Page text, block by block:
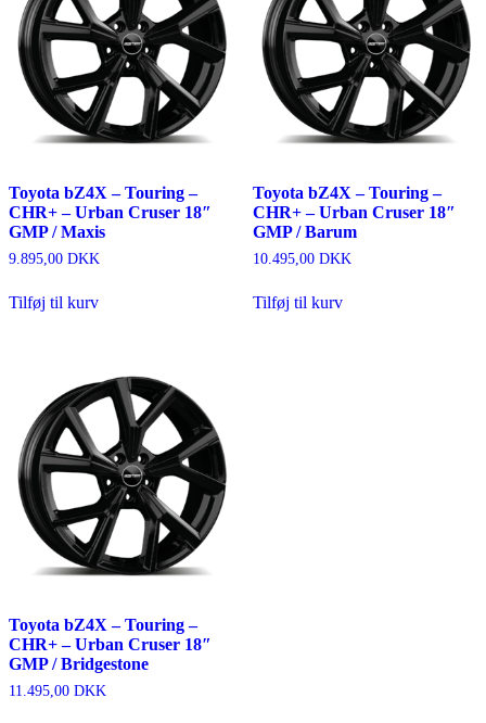
Toyota bZ4X – Touring –
CHR+ – Urban Cruser 18″
GMP / Maxis
9.895,00 DKK
Tilføj til kurv
Toyota bZ4X – Touring –
CHR+ – Urban Cruser 18″
GMP / Barum
10.495,00 DKK
Tilføj til kurv
Toyota bZ4X – Touring –
CHR+ – Urban Cruser 18″
GMP / Bridgestone
11.495,00 DKK